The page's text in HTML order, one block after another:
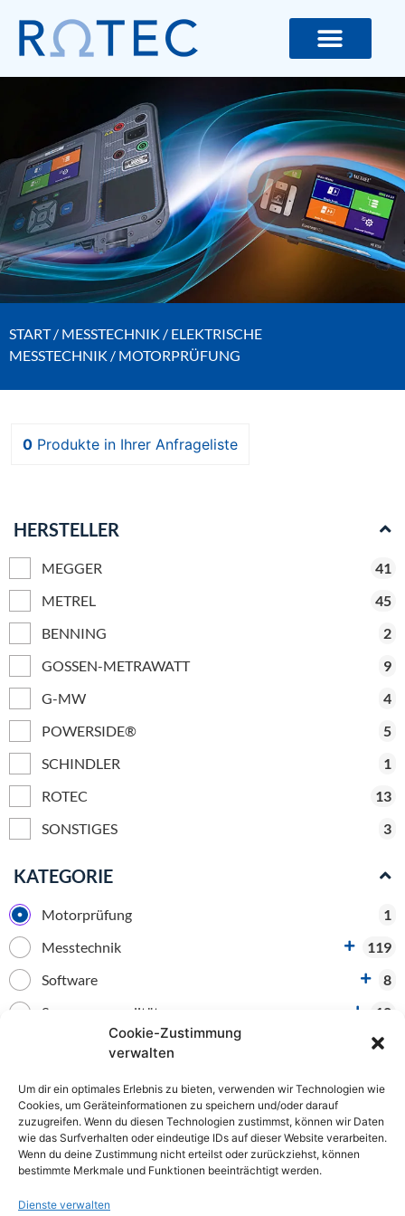
Cookie-Zustimmung
verwalten
Um dir ein optimales Erlebnis zu bieten, verwenden wir Technologien wie
Cookies, um Geräteinformationen zu speichern und/oder darauf
zuzugreifen. Wenn du diesen Technologien zustimmst, können wir Daten
wie das Surfverhalten oder eindeutige IDs auf dieser Website verarbeiten.
Wenn du deine Zustimmung nicht erteilst oder zurückziehst, können
bestimmte Merkmale und Funktionen beeinträchtigt werden.
Dienste verwalten
START/ MESSTECHNIK / ELEKTRISCHE
MESSTECHNIK / MOTORPRÜFUNG
0 Produkte in Ihrer Anfrageliste
HERSTELLER
MEGGER
41
METREL
45
BENNING
2
GOSSEN-METRAWATT
9
G-MW
4
POWERSIDE®
5
SCHINDLER
1
ROTEC
13
SONSTIGES
3
KATEGORIE
Motorprüfung
1
Messtechnik
119
Software
8
Spannungsqualität
10
Prüfgeräte nach VDE
77
Kameras